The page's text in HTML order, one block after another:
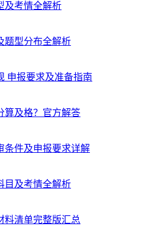
及考情全解析
题型分布全解析
申报要求及准备指南
算及格？官方解答
条件及申报要求详解
目及考情全解析
料清单完整版汇总